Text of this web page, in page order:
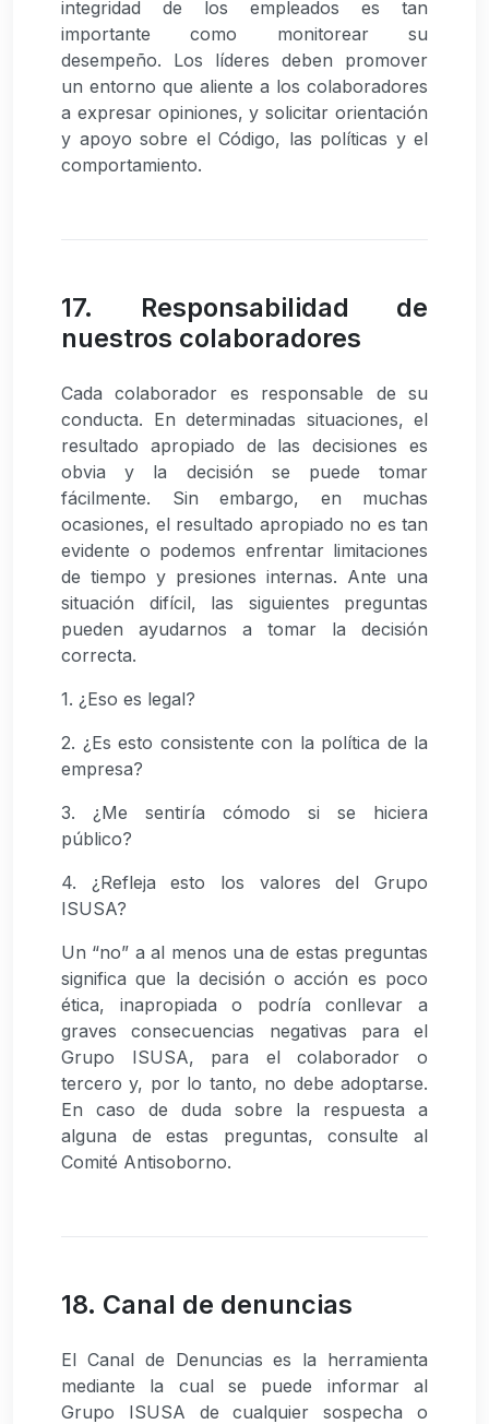
integridad de los empleados es tan
importante como monitorear su
desempeño. Los líderes deben promover
un entorno que aliente a los colaboradores
a expresar opiniones, y solicitar orientación
y apoyo sobre el Código, las políticas y el
comportamiento.
17. Responsabilidad de
nuestros colaboradores
Cada colaborador es responsable de su
conducta. En determinadas situaciones, el
resultado apropiado de las decisiones es
obvia y la decisión se puede tomar
fácilmente. Sin embargo, en muchas
ocasiones, el resultado apropiado no es tan
evidente o podemos enfrentar limitaciones
de tiempo y presiones internas. Ante una
situación difícil, las siguientes preguntas
pueden ayudarnos a tomar la decisión
correcta.
1. ¿Eso es legal?
2. ¿Es esto consistente con la política de la
empresa?
3. ¿Me sentiría cómodo si se hiciera
público?
4. ¿Refleja esto los valores del Grupo
ISUSA?
Un “no” a al menos una de estas preguntas
significa que la decisión o acción es poco
ética, inapropiada o podría conllevar a
graves consecuencias negativas para el
Grupo ISUSA, para el colaborador o
tercero y, por lo tanto, no debe adoptarse.
En caso de duda sobre la respuesta a
alguna de estas preguntas, consulte al
Comité Antisoborno.
18. Canal de denuncias
El Canal de Denuncias es la herramienta
mediante la cual se puede informar al
Grupo ISUSA de cualquier sospecha o